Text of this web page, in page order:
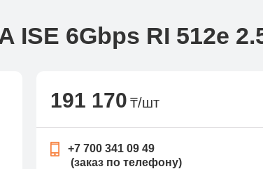
ISE 6Gbps RI 512e
191 170 ₸/шт
+7 700 341 09 49
(заказ по телефону)